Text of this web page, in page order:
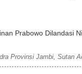
Provinsi Jambi, Sutan